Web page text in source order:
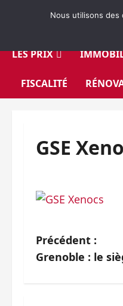
LES PRIX
FISCALITÉ
GSE
N
a
Précédent :
Grenoble : le
Nous utilisons des